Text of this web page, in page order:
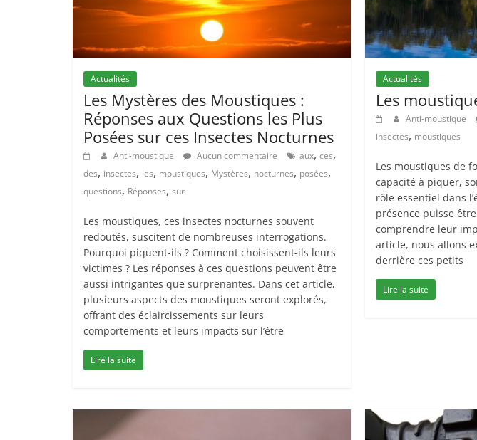
Actualités
Les Mystères des Moustiques :
Réponses aux Questions les Plus
Posées sur ces Insectes Nocturnes
Anti-moustique Aucun commentaire aux, ces,
des, insectes, les, moustiques, Mystères, nocturnes, posées,
questions, Réponses, sur
Les moustiques, ces insectes nocturnes souvent
redoutés, suscitent de nombreuses interrogations.
Pourquoi piquent-ils ? Comment choisissent-ils leurs
victimes ? Les réponses à ces questions peuvent être
aussi intrigantes que surprenantes. Dans cet article,
plusieurs aspects des moustiques seront explorés,
offrant des éclaircissements sur leurs
comportements et leurs impacts sur l’être
Lire la suite
Actualités
Les
Anti-moustique
insectes, moustiques
Les moustiques de
capacité à piquer,
rôle essentiel dans
présence puisse
comprendre leur
article, nous allons
derrière ces petits
Lire la suite